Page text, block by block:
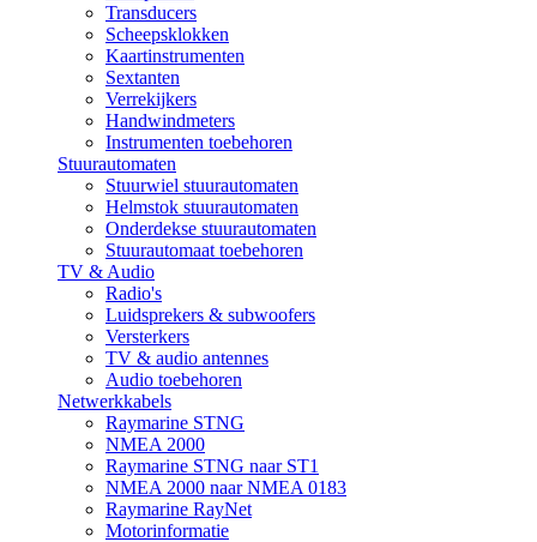
Transducers
Scheepsklokken
Kaartinstrumenten
Sextanten
Verrekijkers
Handwindmeters
Instrumenten toebehoren
Stuurautomaten
Stuurwiel stuurautomaten
Helmstok stuurautomaten
Onderdekse stuurautomaten
Stuurautomaat toebehoren
TV & Audio
Radio's
Luidsprekers & subwoofers
Versterkers
TV & audio antennes
Audio toebehoren
Netwerkkabels
Raymarine STNG
NMEA 2000
Raymarine STNG naar ST1
NMEA 2000 naar NMEA 0183
Raymarine RayNet
Motorinformatie